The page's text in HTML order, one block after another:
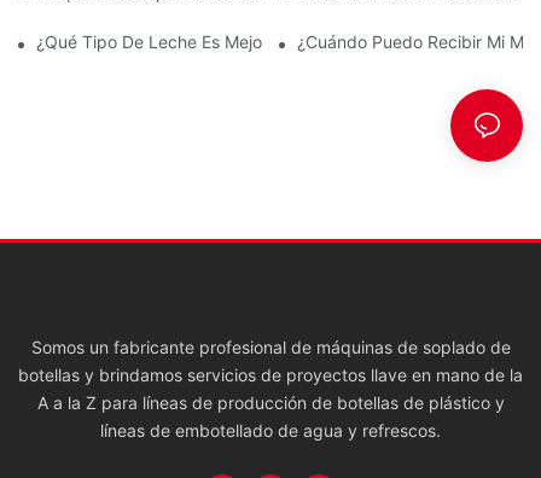
¿Qué Tipo De Leche Es Mejor Desde El Punto De Vista
¿Cuándo Puedo Recibir Mi
Somos un fabricante profesional de máquinas de soplado de
botellas y brindamos servicios de proyectos llave en mano de la
A a la Z para líneas de producción de botellas de plástico y
líneas de embotellado de agua y refrescos.